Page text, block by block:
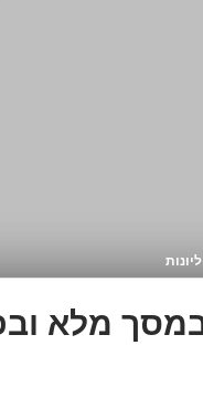
מלא